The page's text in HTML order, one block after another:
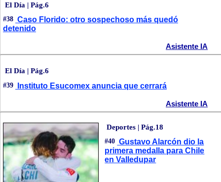
El Día | Pág.6
#38 Caso Florido: otro sospechoso más quedó
detenido
Asistente IA
El Día | Pág.6
#39 Instituto Esucomex anuncia que cerrará
Asistente IA
Deportes | Pág.18
#40 Gustavo Alarcón dio la
primera medalla para Chile
en Valledupar